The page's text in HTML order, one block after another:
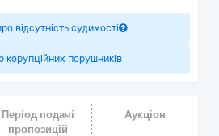
відсутність судимості
корупційних порушників
Період подачі
пропозицій
Аукціон